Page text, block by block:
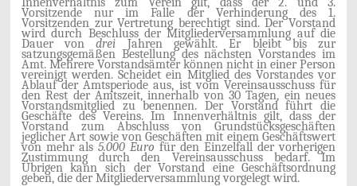
Vorsitzende nur im Falle der Verhinderung des 1.
Vorsitzenden zur Vertretung berechtigt sind. Der Vorstand
wird durch Beschluss der Mitgliederversammlung auf die
Dauer vondrei Jahren gewählt. Er bleibt bis zur
satzungsgemäßen Bestellung des nächsten Vorstandes im
Amt. Mehrere Vorstandsämter können nicht in einer Person
vereinigt werden. Scheidet ein Mitglied des Vorstandes vor
Ablauf der Amtsperiode aus, ist vom Vereinsausschuss für
den Rest der Amtszeit, innerhalb von 30 Tagen, ein neues
Vorstandsmitglied zu benennen. Der Vorstand führt die
Geschäfte des Vereins. Im Innenverhältnis gilt, dass der
Vorstand zum Abschluss von Grundstücksgeschäften
jeglicher Art sowie von Geschäften mit einem Geschäftswert
von mehr als 5.000 Euro für den Einzelfall der vorherigen
Zustimmung durch den Vereinsausschuss bedarf. Im
Übrigen kann sich der Vorstand eine Geschäftsordnung
geben, die der Mitgliederversammlung vorgelegt wird.